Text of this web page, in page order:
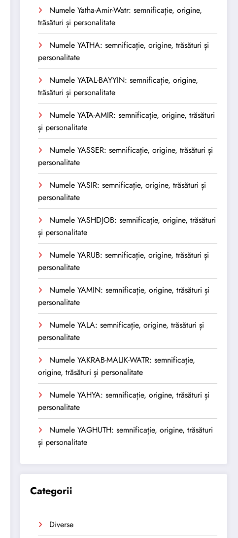
Numele Yatha-Amir-Watr: semnificație, origine,
trăsături și personalitate
Numele YATHA: semnificație, origine, trăsături și
personalitate
Numele YATAL-BAYYIN: semnificație, origine,
trăsături și personalitate
Numele YATA-AMIR: semnificație, origine, trăsături
și personalitate
Numele YASSER: semnificație, origine, trăsături și
personalitate
Numele YASIR: semnificație, origine, trăsături și
personalitate
Numele YASHDJOB: semnificație, origine, trăsături
și personalitate
Numele YARUB: semnificație, origine, trăsături și
personalitate
Numele YAMIN: semnificație, origine, trăsături și
personalitate
Numele YALA: semnificație, origine, trăsături și
personalitate
Numele YAKRAB-MALIK-WATR: semnificație,
origine, trăsături și personalitate
Numele YAHYA: semnificație, origine, trăsături și
personalitate
Numele YAGHUTH: semnificație, origine, trăsături
și personalitate
Categorii
Diverse